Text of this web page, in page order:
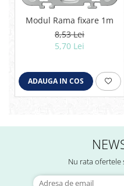
Modul Rama fixare 1m
8,53 Lei
5,70 Lei
ADAUGA IN COS
Nu rata